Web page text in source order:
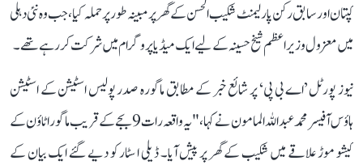
کپتان اور سابق رکن پارلیمنٹ شکیب الحسن کے گھر پر مبینہ طور پر حملہ کیا، جب وہ نئی دہلی
میں معزول وزیر اعظم شیخ حسینہ کے لیے ایک میڈیا پروگرام میں شرکت کر رہے تھے۔
نیوز پورٹل ’اے بی پی‘ پر شائع خبر کے مطابق ماگورہ صدر پولیس اسٹیشن کے اسٹیشن
ہاؤس آفیسر محمد عبداللہ المامون نے کہا، "یہ واقعہ رات 9 بجے کے قریب ماگورا ٹاؤن کے
کیشو موڑ علاقے میں شکیب کے گھر پر پیش آیا۔ ڈیلی ا سٹار کو دیے گئے ایک بیان کے